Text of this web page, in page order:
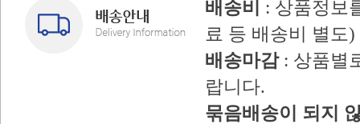
배송비
: 상품정보
료 등 배송비 별도)
배송마감: 상품별
랍니다.
묶음배송이 되지